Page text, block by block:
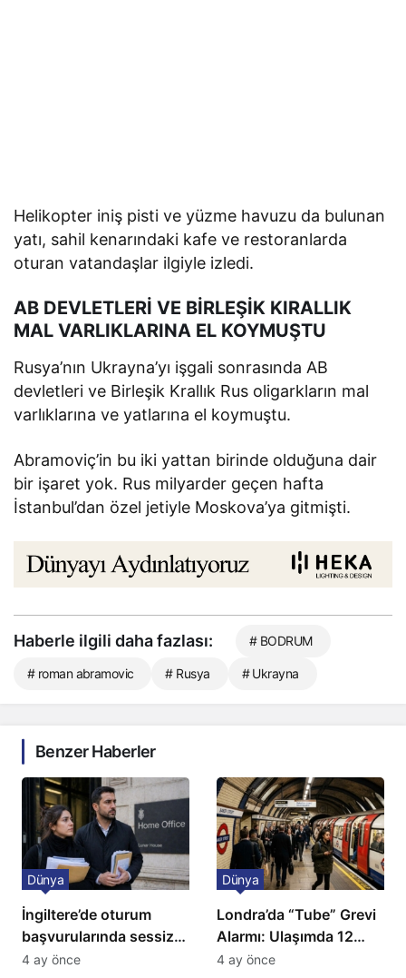
Helikopter iniş pisti ve yüzme havuzu da bulunan
yatı, sahil kenarındaki kafe ve restoranlarda
oturan vatandaşlar ilgiyle izledi.
AB DEVLETLERİ VE BİRLEŞİK KIRALLIK
MAL VARLIKLARINA EL KOYMUŞTU
Rusya’nın Ukrayna’yı işgali sonrasında AB
devletleri ve Birleşik Krallık Rus oligarkların mal
varlıklarına ve yatlarına el koymuştu.
Abramoviç’in bu iki yattan birinde olduğuna dair
bir işaret yok. Rus milyarder geçen hafta
İstanbul’dan özel jetiyle Moskova’ya gitmişti.
Haberle ilgili daha fazlası: # BODRUM
# roman abramovic # Rusya # Ukrayna
Benzer Haberler
İngiltere’de oturum
başvurularında sessiz
kriz: Büyükelçilikten
Dünya
4 ay önce
Londra’da “Tube” Grevi
Alarmı: Ulaşımda 12
Günlük Kaos Kapıda
Dünya
4 ay önce